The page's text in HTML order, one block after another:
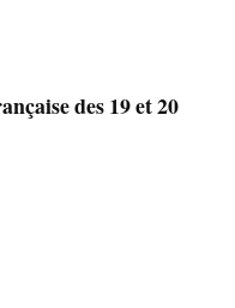
des 19 et 20